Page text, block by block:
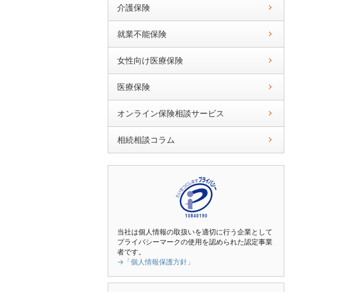
介護保険
就業不能保険
女性向け医療保険
医療保険
オンライン保険相談サービス
相続相談コラム
当社は個人情報の取扱いを適切に行う企業として
プライバシーマークの使用を認められた認定事業
者です。
→「個人情報保護方針」